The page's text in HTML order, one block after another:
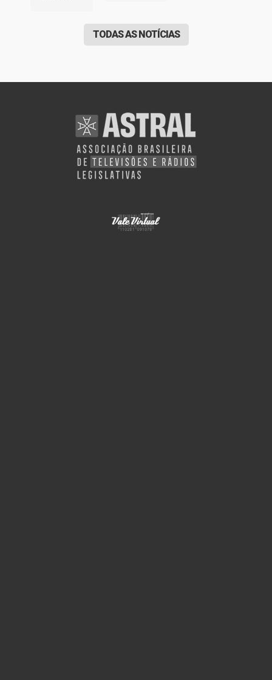
TODAS AS NOTÍCIAS